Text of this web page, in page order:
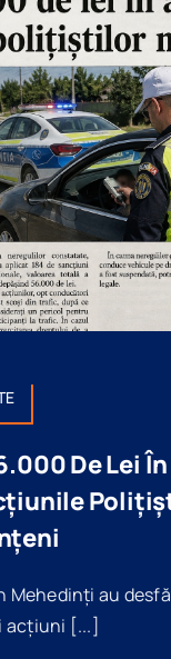
De Lei
Mehedinți au
acțiuni [...]